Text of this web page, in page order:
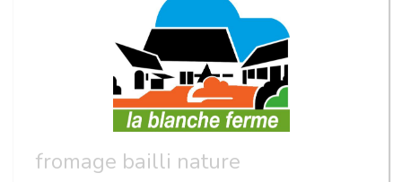
fromage bailli nature